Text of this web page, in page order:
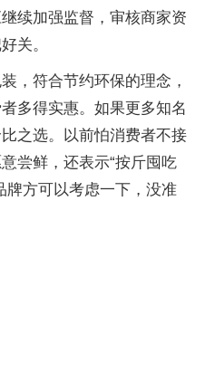
续加强监督，审核商家资
关。
，符合节约环保的理念，
多得实惠。如果更多知名
之选。以前怕消费者不接
尝鲜，还表示“按斤囤吃
牌方可以考虑一下，没准